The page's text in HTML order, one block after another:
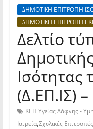
ΔΗΜΟΤΙΚΗ ΕΠΙΤΡΟΠΗ
ΔΗΜΟΤΙΚΗ ΕΠΙΤΡΟΠΗ
Δελτίο
(Δ.ΕΠ.ΙΣ)
ΚΕΠ Υγείας Δάφνης -
Ιατρεία,Σχολικές Επιτροπές